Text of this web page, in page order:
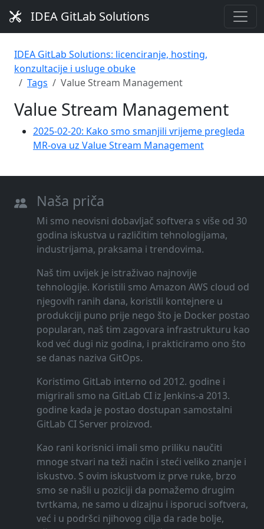
IDEA GitLab Solutions
IDEA GitLab Solutions: licenciranje, hosting,
konzultacije i usluge obuke
Tags
Value Stream Management
Value Stream Management
2025-02-20: Kako smo smanjili vrijeme pregleda
MR-ova uz Value Stream Management
Naša priča
Mi smo neovisni dobavljač softvera s više od 30
godina iskustva u različitim tehnologijama,
industrijama, praksama i trendovima.
Naš tim uvijek je istraživao najnovije
tehnologije. Koristili smo Amazon AWS cloud od
njegovih ranih dana, koristili kontejnere u
produkciji puno prije nego što je Docker postao
popularan, naš tim zagovara infrastrukturu kao
kod već dugi niz godina, i prakticiramo ono što
se danas naziva GitOps.
Koristimo GitLab interno od 2012. godine i
migrirali smo na GitLab CI iz Jenkins-a 2013.
godine kada je postao dostupan samostalni
GitLab CI Server proizvod.
Kao rani korisnici imali smo priliku naučiti
mnoge stvari na teži način i steći veliko znanje i
iskustvo. S ovim iskustvom iz prve ruke, brzo
smo se našli u poziciji da pomažemo drugim
tvrtkama, ne samo u dizajnu i isporuci softvera,
već i u podršci njihovog cilja da rade bolje,